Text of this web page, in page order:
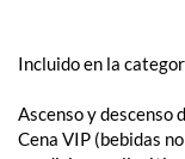
Incluido en la
Ascenso y descenso
Cena VIP (bebidas